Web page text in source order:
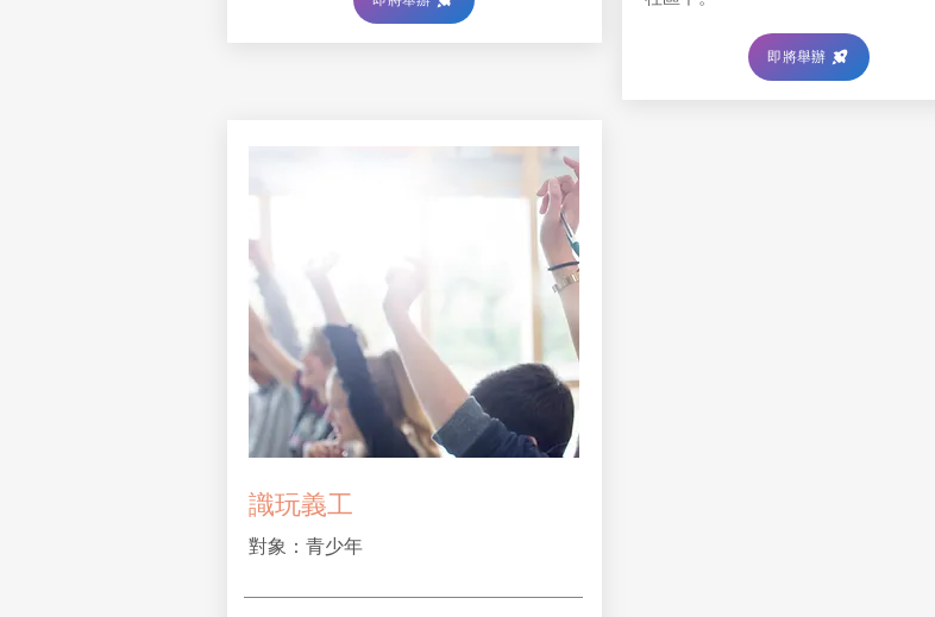
即將舉辦
​識玩義工
對象：青少年